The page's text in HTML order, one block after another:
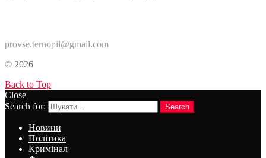
provse.ternopil@gmail.com
© 2026
Back to Top
Close
Search for:
Search
Новини
Політика
Кримінал